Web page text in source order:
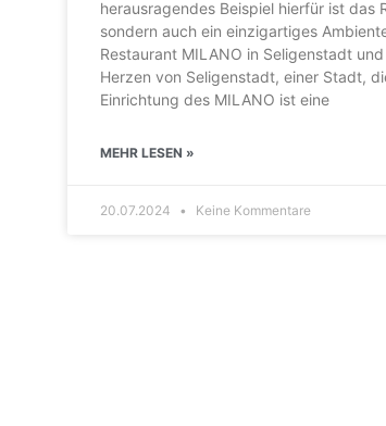
herausragendes Beispiel hierfür ist das
sondern auch ein einzigartiges
Restaurant MILANO in Seligenstadt
Herzen von Seligenstadt, einer Stadt,
Einrichtung des MILANO ist eine
MEHR LESEN »
20.07.2024 Keine Kommentare